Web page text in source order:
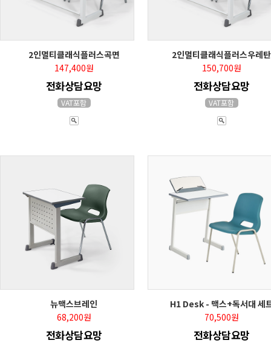
2인멀티클래식플러스곡면
147,400원
전화상담요망
VAT포함
2인멀티클래식플러스우레탄
150,700원
전화상담요망
VAT포함
뉴맥스브레인
68,200원
전화상담요망
H1 Desk - 맥스+독서대 세
70,500원
전화상담요망